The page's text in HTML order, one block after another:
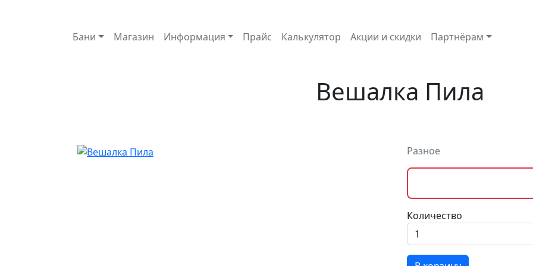
Основная навигация
Бани Магазин Информация Прайс Калькулятор Акции и скидки Партнёрам
Вешалка Пила
Разное
Количество